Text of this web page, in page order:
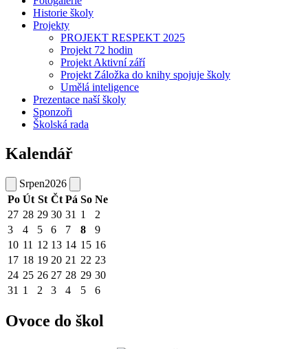
Historie školy
Projekty
PROJEKT RESPEKT 2025
Projekt 72 hodin
Projekt Aktivní září
Projekt Záložka do knihy spojuje školy
Umělá inteligence
Prezentace naší školy
Sponzoři
Školská rada
Kalendář
Srpen2026
Po Út St Čt Pá So Ne
27 28 29 30 31 1
2
3
4 5 6 7 8
9
10 11 12 13 14 15 16
17 18 19 20 21 22 23
24 25 26 27 28 29 30
31 1 2 3 4 5 6
Ovoce do škol